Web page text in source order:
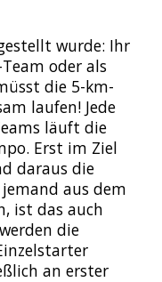
wurde: Ihr
oder als
die 5-km-
laufen! Jede
läuft die
Erst im Ziel
daraus die
aus dem
ist das auch
die
an erster